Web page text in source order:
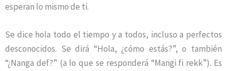
esperan lo mismo de ti.
Se dice hola todo el tiempo y a todos, incluso a perfectos
desconocidos. Se dirá “Hola, ¿cómo estás?”, o también
“¿Nanga def?” (a lo que se responderá “Mangi fi rekk”). Es